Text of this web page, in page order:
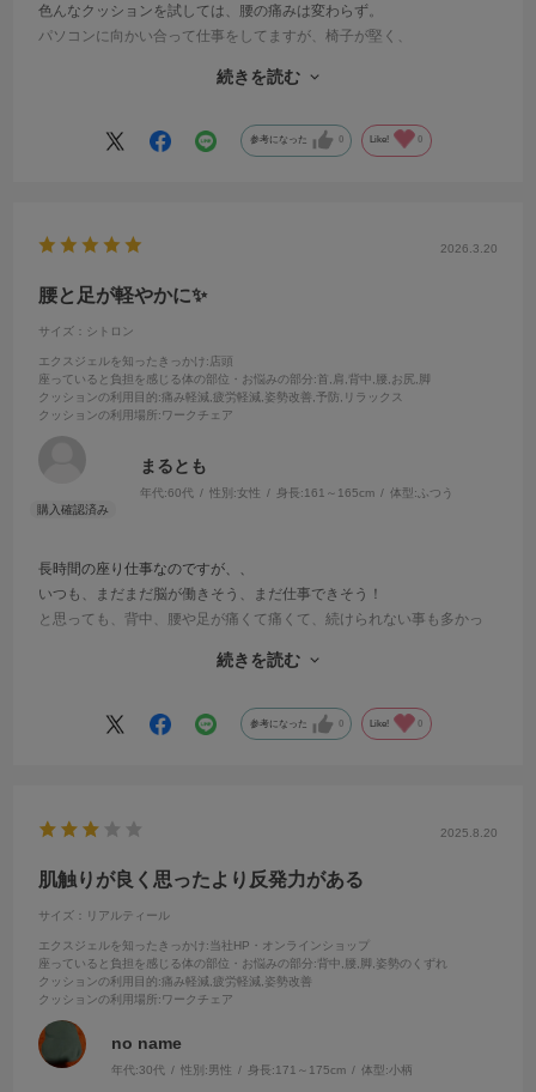
色んなクッションを試しては、腰の痛みは変わらず。
パソコンに向かい合って仕事をしてますが、椅子が堅く、
値段が高く、今まで手が出せませんでしたが、安いのを何個も試すよ
思い切ってEXGELを買ってみました。
１週間使った感想は、今までのクッションとは全然違って、
す。
続きを読む
参考になった 0 Like! 0
2026.3.20
腰と足が軽やかに✨
サイズ：シトロン
エクスジェルを知ったきっかけ :店頭
座っていると負担を感じる体の部位・お悩みの部分:首,肩,背中,腰,お尻,脚
クッションの利用目的:痛み軽減,疲労軽減,姿勢改善,予防,リラックス
クッションの利用場所:ワークチェア
まるとも
年代:60代 性別:女性 身長:161～165cm 体型: ふつう
長時間の座り仕事なのですが、、
いつも、まだまだ脳が働きそう、まだ仕事できそう！
と思っても、背中、腰や足が痛くて痛くて、続けられない事も多かっ
こちらを使用してから、痛みが緩和されて、
むくみも少なくてありがたいです。
続きを読む
参考になった 0 Like! 0
2025.8.20
肌触りが良く思ったより反発力がある
サイズ：リアルティール
エクスジェルを知ったきっかけ :当社HP・オンラインショップ
座っていると負担を感じる体の部位・お悩みの部分:背中,腰,脚,姿勢のくずれ
クッションの利用目的:痛み軽減,疲労軽減,姿勢改善
クッションの利用場所:ワークチェア
no name
年代:30代 性別:男性 身長:171～175cm 体型:小柄